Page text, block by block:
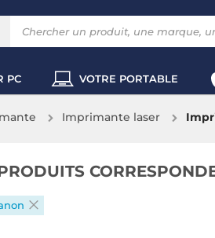
PC VOTRE PORTABLE
Imprimante laser